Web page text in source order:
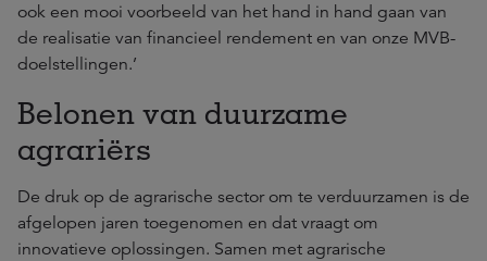
ook een mooi voorbeeld van het hand in hand gaan van
de realisatie van financieel rendement en van onze MVB-
doelstellingen.’
Belonen van duurzame
agrariërs
De druk op de agrarische sector om te verduurzamen is de
afgelopen jaren toegenomen en dat vraagt om
innovatieve oplossingen. Samen met agrarische